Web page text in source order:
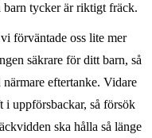
tycker är riktigt fräck.
förväntade oss lite mer
säkrare för ditt barn, så
eftertanke. Vidare
i uppförsbackar, så försök
ska hålla så länge